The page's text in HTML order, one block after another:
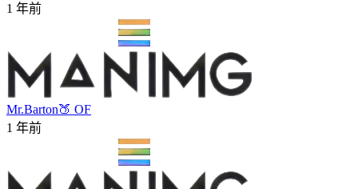
1 年前
Mr.Barton🍑 OF
1 年前